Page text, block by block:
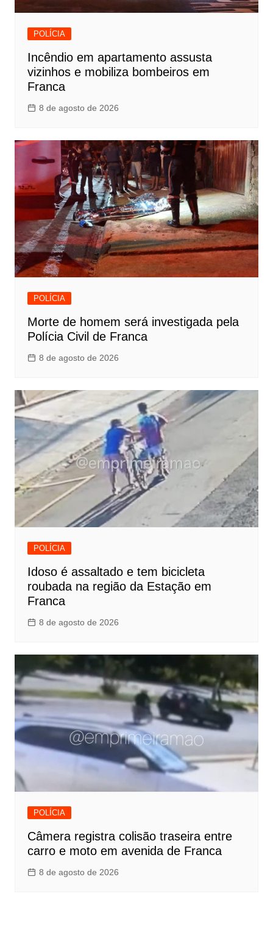
POLÍCIA
Incêndio em apartamento assusta
vizinhos e mobiliza bombeiros em
Franca
8 de agosto de 2026
POLÍCIA
Morte de homem será investigada pela
Polícia Civil de Franca
8 de agosto de 2026
POLÍCIA
Idoso é assaltado e tem bicicleta
roubada na região da Estação em
Franca
8 de agosto de 2026
POLÍCIA
Câmera registra colisão traseira entre
carro e moto em avenida de Franca
8 de agosto de 2026